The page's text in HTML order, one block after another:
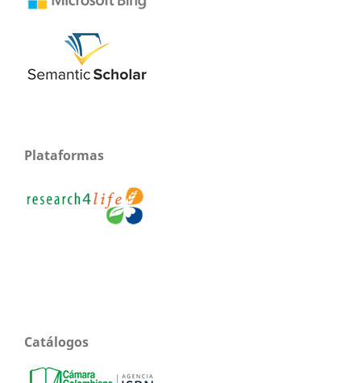
Plataformas
Catálogos